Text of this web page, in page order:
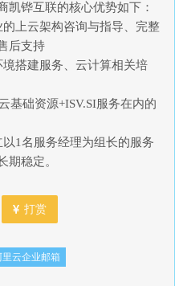
凯铧互联的核心优势如下：
上云架构咨询与指导、完整
后支持
搭建服务、云计算相关培
基础资源+ISV.SI服务在内的
1名服务经理为组长的服务
期稳定。
打赏
里云企业邮箱